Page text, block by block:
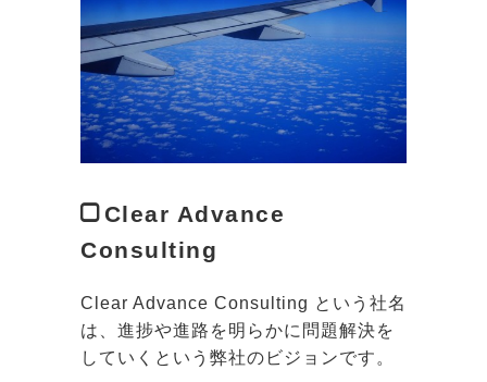
Clear Advance
Consulting
Clear Advance Consulting という社名
は、進捗や進路を明らかに問題解決を
していくという弊社のビジョンです。